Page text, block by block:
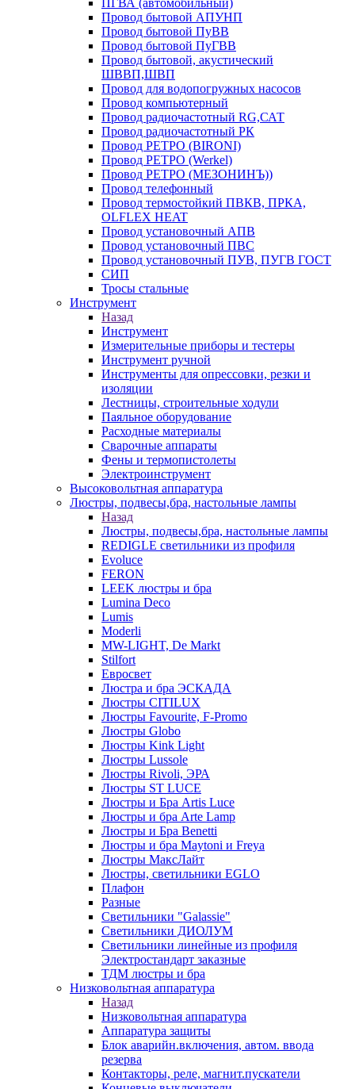
ПГВА (автомобильный)
Провод бытовой АПУНП
Провод бытовой ПуВВ
Провод бытовой ПуГВВ
Провод бытовой, акустический
ШВВП,ШВП
Провод для водопогружных насосов
Провод компьютерный
Провод радиочастотный RG,САТ
Провод радиочастотный РК
Провод РЕТРО (BIRONI)
Провод РЕТРО (Werkel)
Провод РЕТРО (МЕЗОНИНЪ))
Провод телефонный
Провод термостойкий ПВКВ, ПРКА,
OLFLEX HEAT
Провод установочный АПВ
Провод установочный ПВС
Провод установочный ПУВ, ПУГВ ГОСТ
СИП
Тросы стальные
Инструмент
Назад
Инструмент
Измерительные приборы и тестеры
Инструмент ручной
Инструменты для опрессовки, резки и
изоляции
Лестницы, строительные ходули
Паяльное оборудование
Расходные материалы
Сварочные аппараты
Фены и термопистолеты
Электроинструмент
Высоковольтная аппаратура
Люстры, подвесы,бра, настольные лампы
Назад
Люстры, подвесы,бра, настольные лампы
REDIGLE светильники из профиля
Evoluce
FERON
LEEK люстры и бра
Lumina Deco
Lumis
Moderli
MW-LIGHT, De Markt
Stilfort
Евросвет
Люстра и бра ЭСКАДА
Люстры CITILUX
Люстры Favourite, F-Promo
Люстры Globo
Люстры Kink Light
Люстры Lussole
Люстры Rivoli, ЭРА
Люстры ST LUCE
Люстры и Бра Artis Luce
Люстры и бра Arte Lamp
Люстры и Бра Benetti
Люстры и бра Maytoni и Freya
Люстры МаксЛайт
Люстры, светильники EGLO
Плафон
Разные
Светильники "Galassie"
Светильники ДИОЛУМ
Светильники линейные из профиля
Электростандарт заказные
ТДМ люстры и бра
Низковольтная аппаратура
Назад
Низковольтная аппаратура
Аппаратура защиты
Блок аварийн.включения, автом. ввода
резерва
Контакторы, реле, магнит.пускатели